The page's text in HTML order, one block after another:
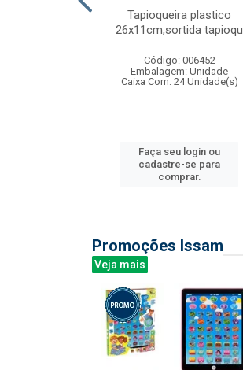
Tapioqueira plastico
26x11cm,sortida tapioqu
Código: 006452
Embalagem: Unidade
Caixa Com: 24 Unidade(s)
Faça seu login ou
cadastre-se para
comprar.
Promoções Issam
Veja mais